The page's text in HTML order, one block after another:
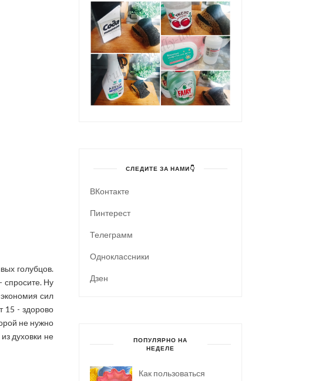
голубцов.
спросите. Ну
сил
15 - здорово
не нужно
духовки не
СЛЕДИТЕ ЗА НАМИ👇
ВКонтакте
Пинтерест
Телеграмм
Одноклассники
Дзен
ПОПУЛЯРНО НА
НЕДЕЛЕ
Как пользоваться